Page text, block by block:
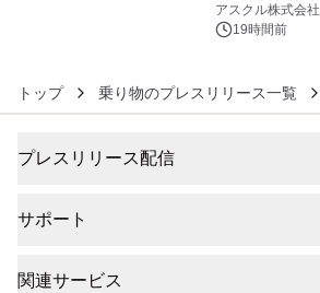
アスクル株式会社
19時間前
トップ 乗り物のプレスリリース一覧
プレスリリース配信
サポート
関連サービス